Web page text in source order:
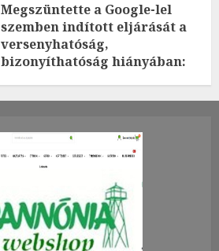
Megszüntette a Google-lel
szemben indított eljárását a
versenyhatóság,
bizonyíthatóság hiányában:
2026.JÚLIUS.23. CSÜTÖRTÖK.
0